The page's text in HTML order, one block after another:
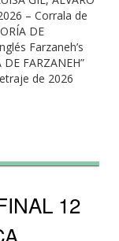
– Corrala de
DE
Farzaneh’s
FARZANEH”
de 2026
12